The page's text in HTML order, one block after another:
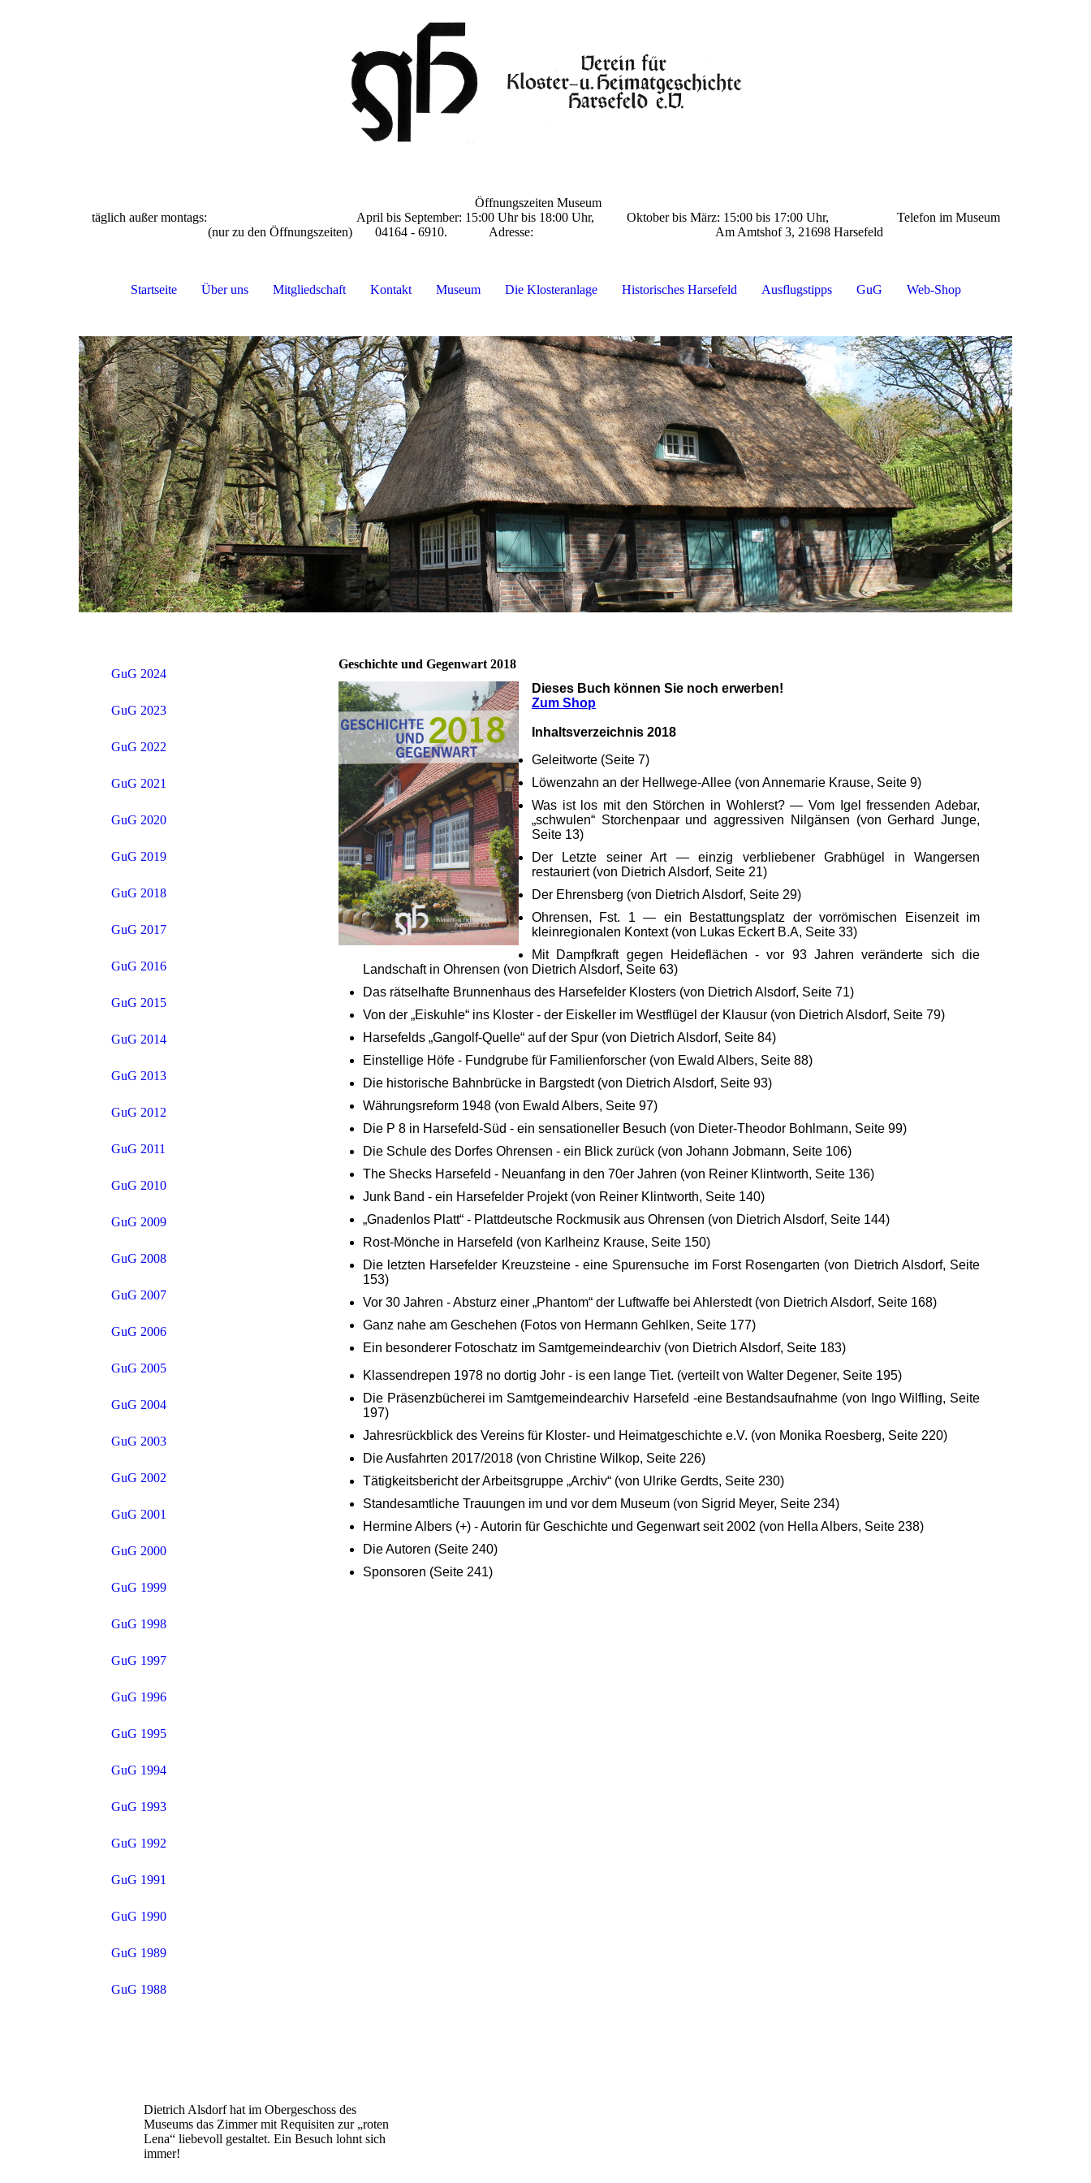
Öffnungszeiten Museum
täglich außer montags: April bis September: 15:00 Uhr bis 18:00 Uhr, Oktober bis März: 15:00 bis 17:00 Uhr, Telefon im Museum
(nur zu den Öffnungszeiten) 04164 - 6910. Adresse: Am Amtshof 3, 21698 Harsefeld
Startseite Über uns Mitgliedschaft Kontakt Museum Die Klosteranlage Historisches Harsefeld Ausflugstipps GuG Web-Shop
GuG 2024
GuG 2023
GuG 2022
GuG 2021
GuG 2020
GuG 2019
GuG 2018
GuG 2017
GuG 2016
GuG 2015
GuG 2014
GuG 2013
GuG 2012
GuG 2011
GuG 2010
GuG 2009
GuG 2008
GuG 2007
GuG 2006
GuG 2005
GuG 2004
GuG 2003
GuG 2002
GuG 2001
GuG 2000
GuG 1999
GuG 1998
GuG 1997
GuG 1996
GuG 1995
GuG 1994
GuG 1993
GuG 1992
GuG 1991
GuG 1990
GuG 1989
GuG 1988
Geschichte und Gegenwart 2018
Dieses Buch können Sie noch erwerben!
Zum Shop
Inhaltsverzeichnis 2018
Geleitworte (Seite 7)
Löwenzahn an der Hellwege-Allee (von Annemarie Krause, Seite 9)
Was ist los mit den Störchen in Wohlerst? — Vom Igel fressenden Adebar,
„schwulen“ Storchenpaar und aggressiven Nilgänsen (von Gerhard Junge,
Seite 13)
Der Letzte seiner Art — einzig verbliebener Grabhügel in Wangersen
restauriert (von Dietrich Alsdorf, Seite 21)
Der Ehrensberg (von Dietrich Alsdorf, Seite 29)
Ohrensen, Fst. 1 — ein Bestattungsplatz der vorrömischen Eisenzeit im
kleinregionalen Kontext (von Lukas Eckert B.A, Seite 33)
Mit Dampfkraft gegen Heideflächen - vor 93 Jahren veränderte sich die
Landschaft in Ohrensen (von Dietrich Alsdorf, Seite 63)
Das rätselhafte Brunnenhaus des Harsefelder Klosters (von Dietrich Alsdorf, Seite 71)
Von der „Eiskuhle“ ins Kloster - der Eiskeller im Westflügel der Klausur (von Dietrich Alsdorf, Seite 79)
Harsefelds „Gangolf-Quelle“ auf der Spur (von Dietrich Alsdorf, Seite 84)
Einstellige Höfe - Fundgrube für Familienforscher (von Ewald Albers, Seite 88)
Die historische Bahnbrücke in Bargstedt (von Dietrich Alsdorf, Seite 93)
Währungsreform 1948 (von Ewald Albers, Seite 97)
Die P 8 in Harsefeld-Süd - ein sensationeller Besuch (von Dieter-Theodor Bohlmann, Seite 99)
Die Schule des Dorfes Ohrensen - ein Blick zurück (von Johann Jobmann, Seite 106)
The Shecks Harsefeld - Neuanfang in den 70er Jahren (von Reiner Klintworth, Seite 136)
Junk Band - ein Harsefelder Projekt (von Reiner Klintworth, Seite 140)
„Gnadenlos Platt“ - Plattdeutsche Rockmusik aus Ohrensen (von Dietrich Alsdorf, Seite 144)
Rost-Mönche in Harsefeld (von Karlheinz Krause, Seite 150)
Die letzten Harsefelder Kreuzsteine - eine Spurensuche im Forst Rosengarten (von Dietrich Alsdorf, Seite
153)
Vor 30 Jahren - Absturz einer „Phantom“ der Luftwaffe bei Ahlerstedt (von Dietrich Alsdorf, Seite 168)
Ganz nahe am Geschehen (Fotos von Hermann Gehlken, Seite 177)
Ein besonderer Fotoschatz im Samtgemeindearchiv (von Dietrich Alsdorf, Seite 183)
Klassendrepen 1978 no dortig Johr - is een lange Tiet. (verteilt von Walter Degener, Seite 195)
Die Präsenzbücherei im Samtgemeindearchiv Harsefeld -eine Bestandsaufnahme (von Ingo Wilfling, Seite
197)
Jahresrückblick des Vereins für Kloster- und Heimatgeschichte e.V. (von Monika Roesberg, Seite 220)
Die Ausfahrten 2017/2018 (von Christine Wilkop, Seite 226)
Tätigkeitsbericht der Arbeitsgruppe „Archiv“ (von Ulrike Gerdts, Seite 230)
Standesamtliche Trauungen im und vor dem Museum (von Sigrid Meyer, Seite 234)
Hermine Albers (+) - Autorin für Geschichte und Gegenwart seit 2002 (von Hella Albers, Seite 238)
Die Autoren (Seite 240)
Sponsoren (Seite 241)
Dietrich Alsdorf hat im Obergeschoss des
Museums das Zimmer mit Requisiten zur „roten
Lena“ liebevoll gestaltet. Ein Besuch lohnt sich
immer!